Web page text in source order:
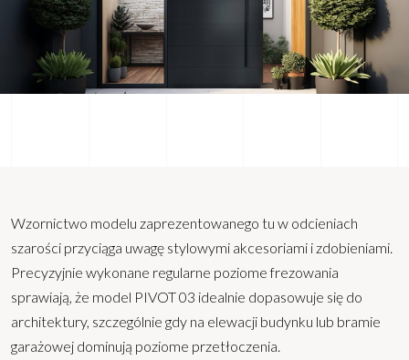
Wzornictwo modelu zaprezentowanego tu w odcieniach
szarości przyciąga uwagę stylowymi akcesoriami i zdobieniami.
Precyzyjnie wykonane regularne poziome frezowania
sprawiają, że model PIVOT 03 idealnie dopasowuje się do
architektury, szczególnie gdy na elewacji budynku lub bramie
garażowej dominują poziome przetłoczenia.